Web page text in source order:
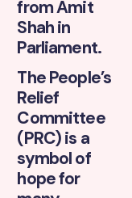
from Amit
Shah in
Parliament.
The People’s
Relief
Committee
(PRC) is a
symbol of
hope for